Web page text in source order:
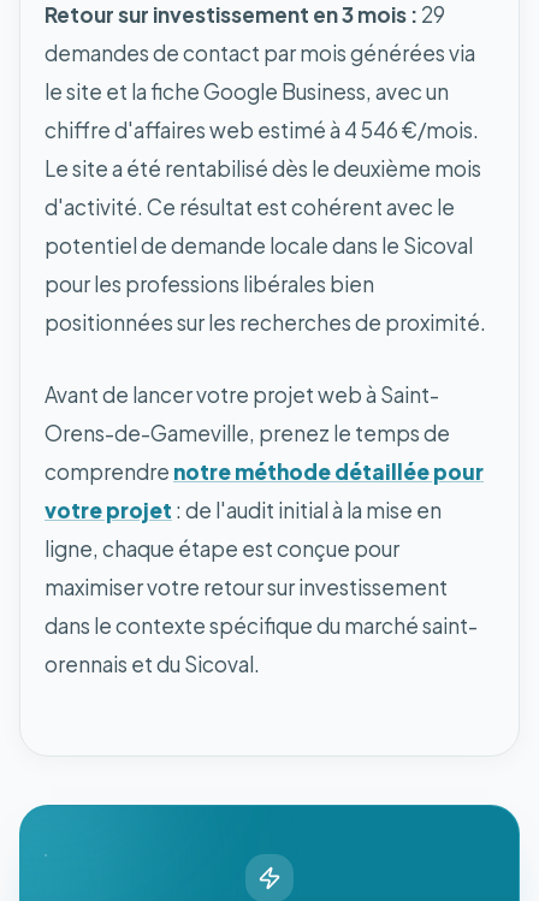
Retour sur investissement en 3 mois : 29
demandes de contact par mois générées via
le site et la fiche Google Business, avec un
chiffre d'affaires web estimé à 4 546 €/mois.
Le site a été rentabilisé dès le deuxième mois
d'activité. Ce résultat est cohérent avec le
potentiel de demande locale dans le Sicoval
pour les professions libérales bien
positionnées sur les recherches de proximité.
Avant de lancer votre projet web à Saint-
Orens-de-Gameville, prenez le temps de
comprendre notre méthode détaillée pour
votre projet : de l'audit initial à la mise en
ligne, chaque étape est conçue pour
maximiser votre retour sur investissement
dans le contexte spécifique du marché saint-
orennais et du Sicoval.